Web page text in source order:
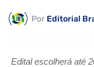
Por Editorial
Edital escolherá até